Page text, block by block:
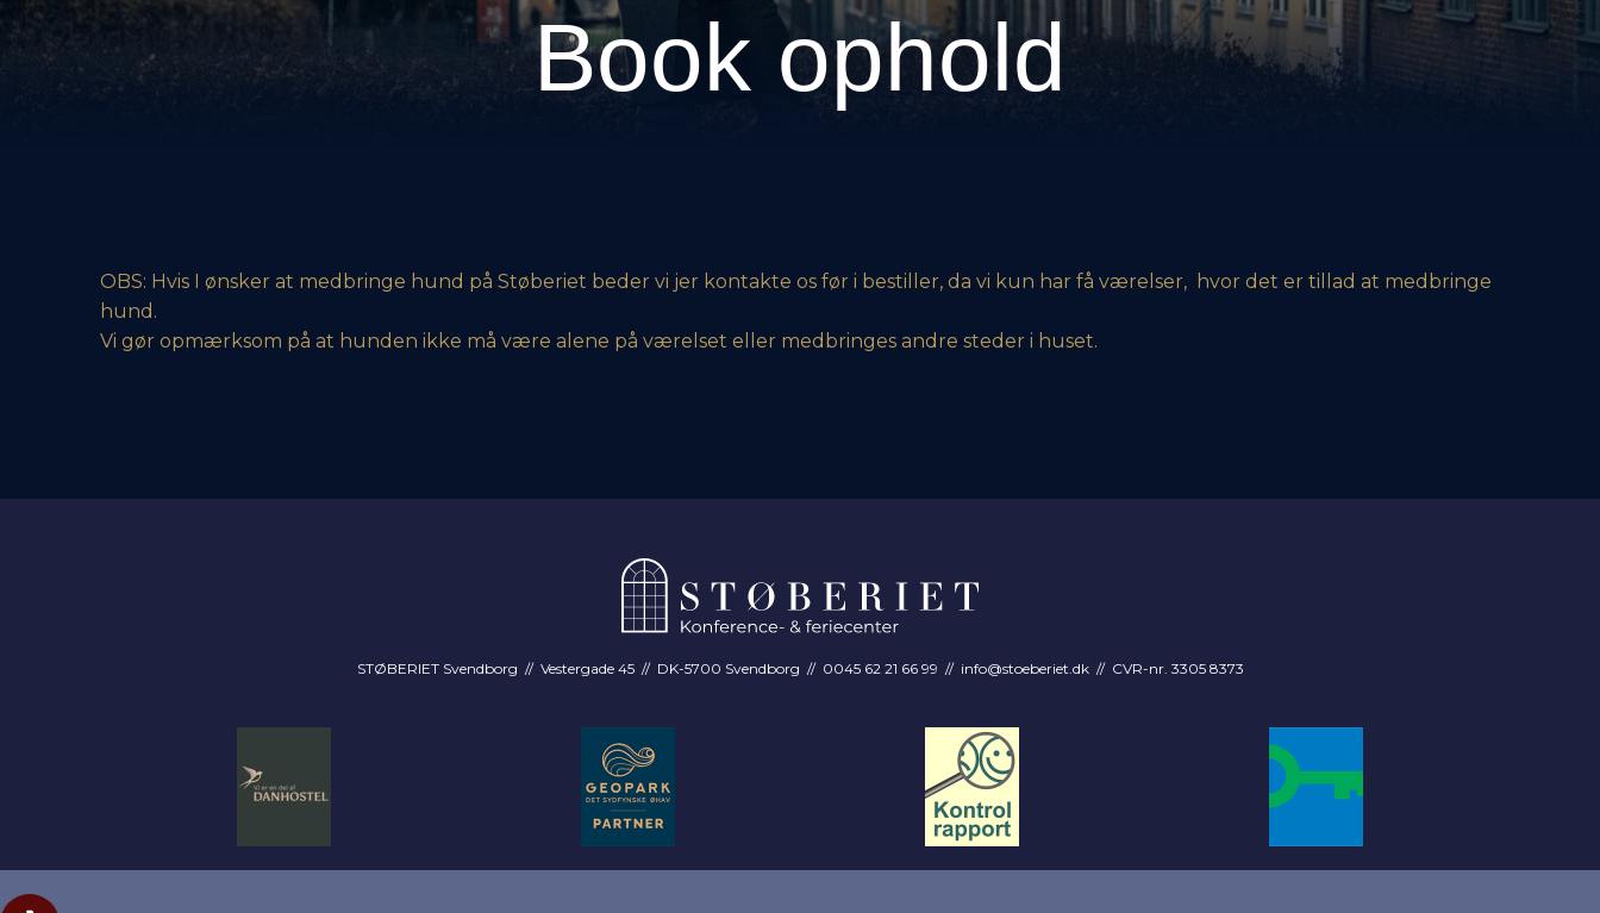
Book ophold
OBS: Hvis I ønsker at medbringe hund på Støberiet beder vi jer kontakte os før i bestiller, da vi kun har få værelser, hvor det er tillad at medbringe
hund.
Vi gør opmærksom på at hunden ikke må være alene på værelset eller medbringes andre steder i huset.
STØBERIET Svendborg // Vestergade 45 // DK-5700 Svendborg // 0045 62 21 66 99 // info@stoeberiet.dk// CVR-nr. 3305 8373